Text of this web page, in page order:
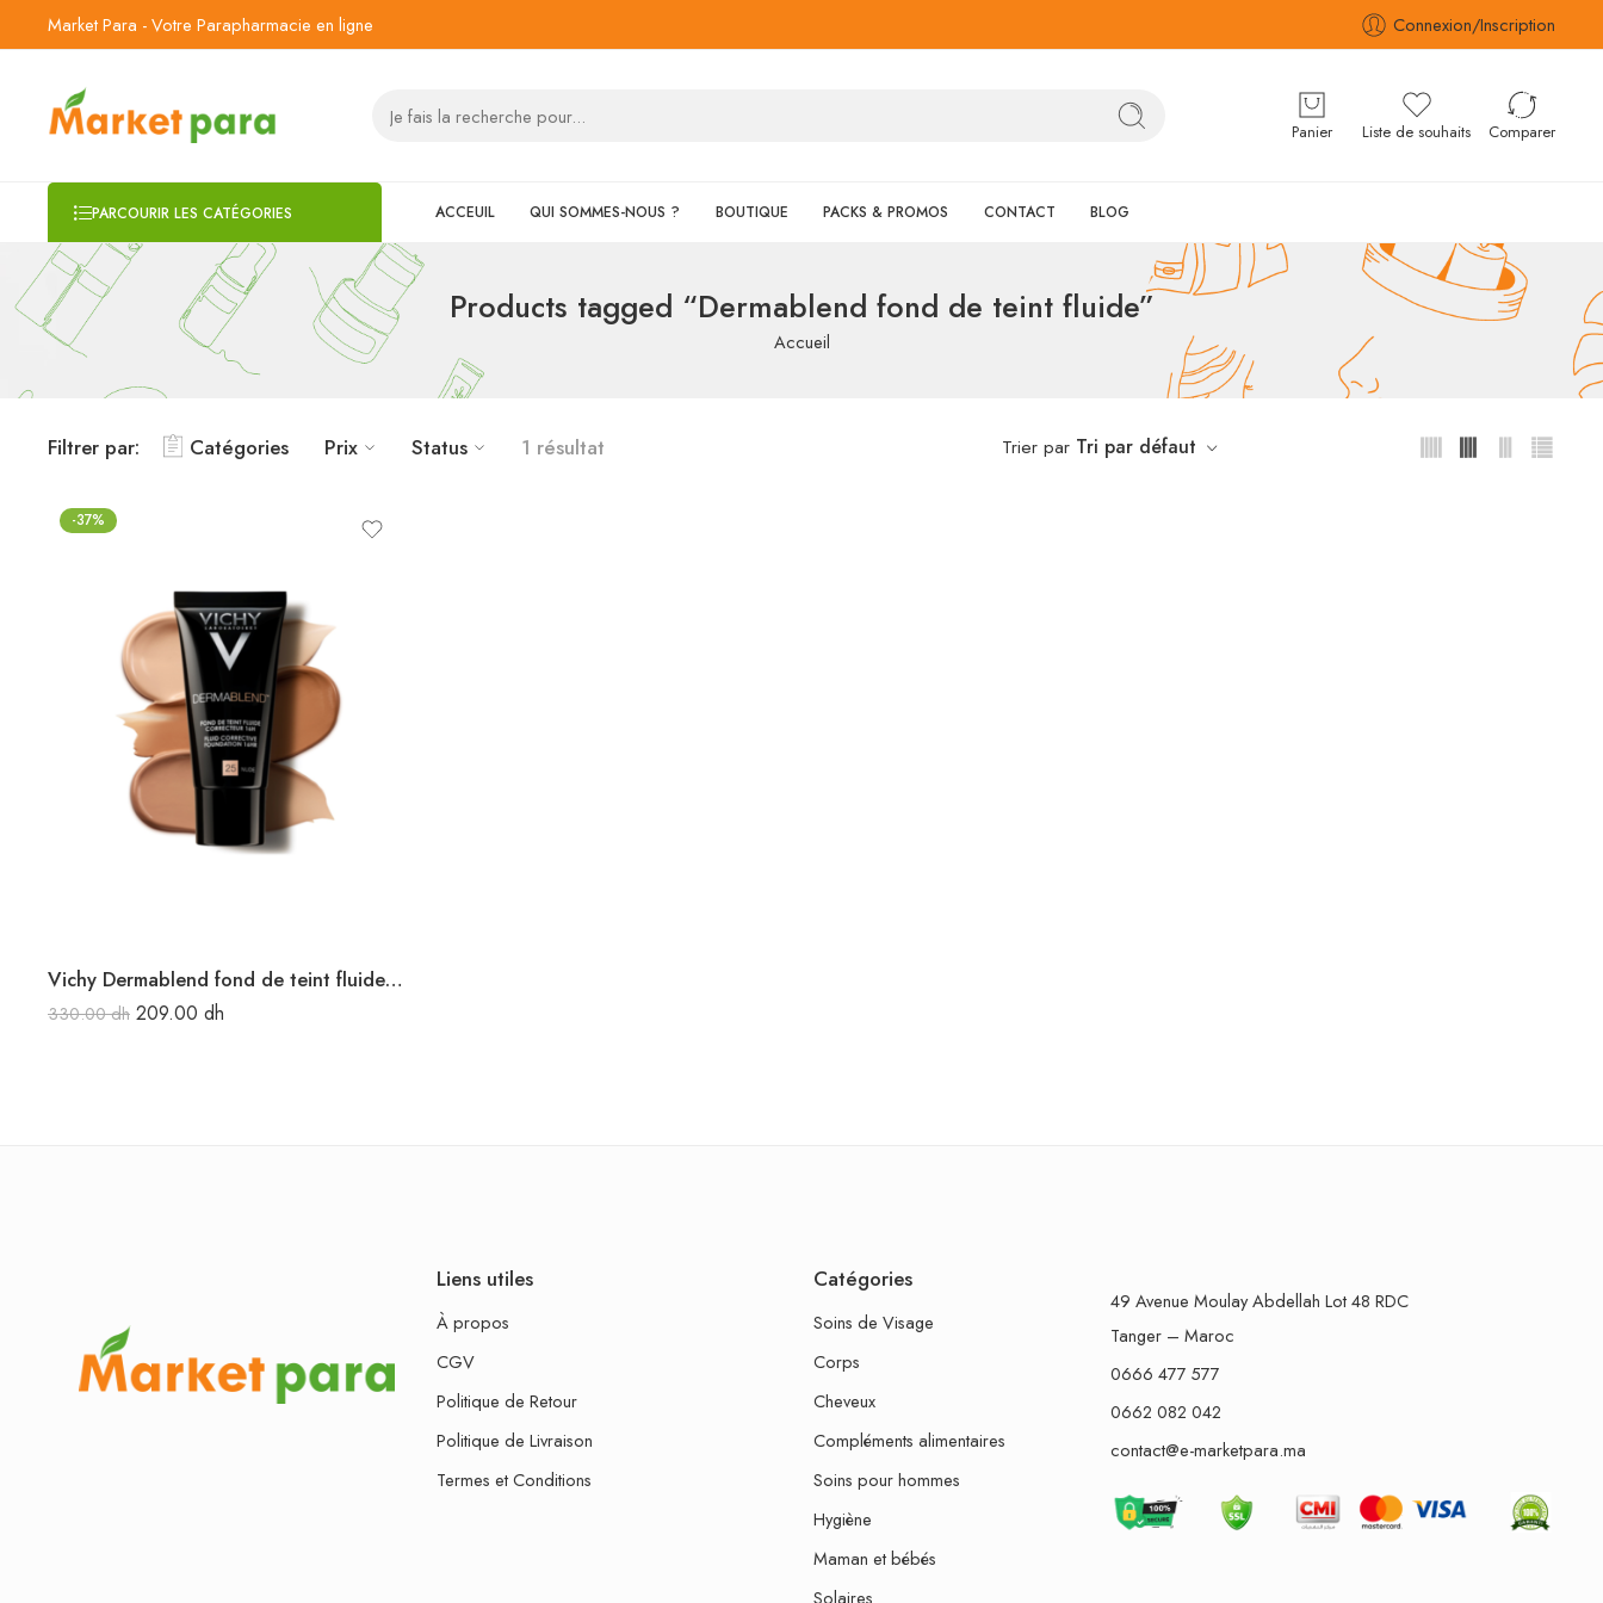
Market Para - Votre Parapharmacie en ligne Connexion/Inscription
Panier Liste de souhaits Comparer
PARCOURIR LES CATÉGORIES ACCEUIL QUI SOMMES-NOUS ? BOUTIQUE PACKS & PROMOS CONTACT BLOG
Products tagged “Dermablend fond de teint fluide”
Accueil
Filtrer par: Catégories Prix Status 1 résultat Trier par Tri par défaut
-37%
Vichy Dermablend fond de teint fluide correcteur haute couvrance 16H 30 ml
330.00dh 209.00 dh
Liens utiles
À propos
CGV
Politique de Retour
Politique de Livraison
Termes et Conditions
Catégories
Soins de Visage
Corps
Cheveux
Compléments alimentaires
Soins pour hommes
Hygiène
Maman et bébés
Solaires
49 Avenue Moulay Abdellah Lot 48 RDC
Tanger – Maroc
0666 477 577
0662 082 042
contact@e-marketpara.ma